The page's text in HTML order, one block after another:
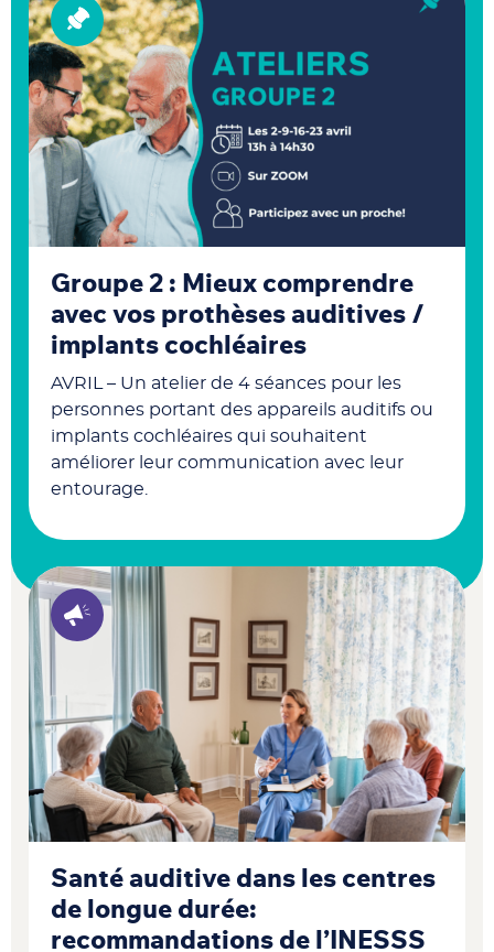
Groupe 2 : Mieux comprendre
avec vos prothèses auditives /
implants cochléaires
AVRIL – Un atelier de 4 séances pour les
personnes portant des appareils auditifs ou
implants cochléaires qui souhaitent
améliorer leur communication avec leur
entourage.
Santé auditive dans les centres
de longue durée:
recommandations de l’INESSS